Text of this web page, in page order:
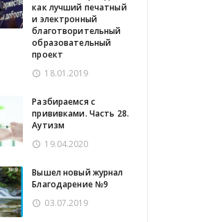
как лучший печатный
и электронный
благотворительный
образовательный
проект
18.01.2019
Разбираемся с
прививками. Часть 28.
Аутизм
19.04.2020
Вышел новый журнал
Благодарение №9
03.07.2019